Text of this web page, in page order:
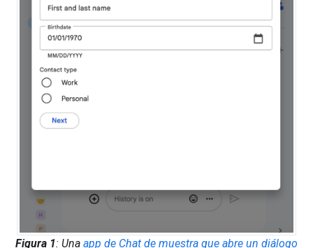
Figura 1: Una app de Chat de muestra que abre un diálogo